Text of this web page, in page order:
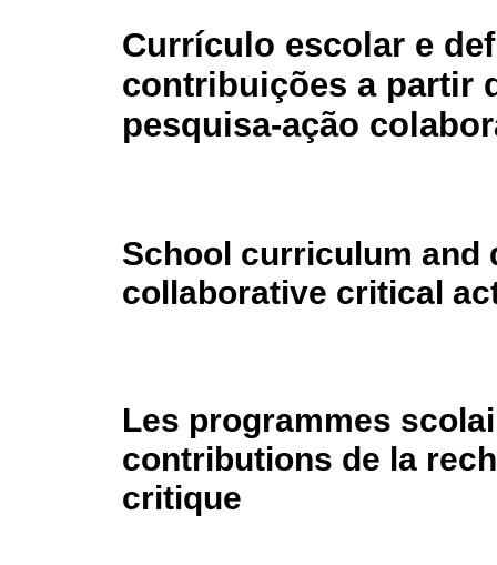
Currículo escolar e
contribuições a partir
pesquisa-ação
School curriculum
collaborative critical
Les programmes
contributions de la
critique